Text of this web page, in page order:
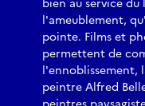
l'ameublement,
pointe. Films et
permettent de
l'ennoblissement,
peintre Alfred